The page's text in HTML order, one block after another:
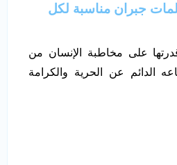
جبران مناسبة لكل
على مخاطبة الإنسان من
الدائم عن الحرية والكرامة